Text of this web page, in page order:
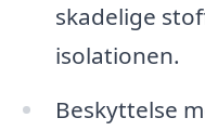
skadelige
isolationen.
Beskyttelse